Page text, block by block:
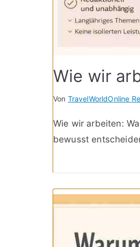
Wie wir
Von TravelWorldOnline
Wie wir arbeiten:
bewusst